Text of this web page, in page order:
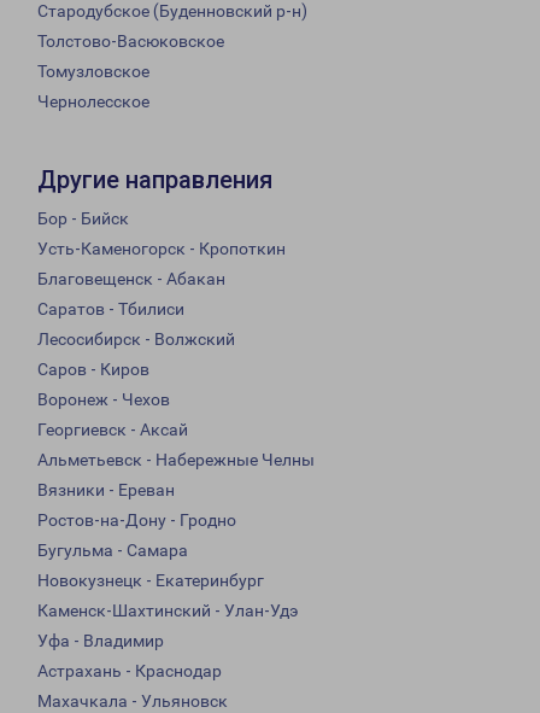
Стародубское (Буденновский р-н)
Толстово-Васюковское
Томузловское
Чернолесское
Другие направления
Бор - Бийск
Усть-Каменогорск - Кропоткин
Благовещенск - Абакан
Саратов - Тбилиси
Лесосибирск - Волжский
Саров - Киров
Воронеж - Чехов
Георгиевск - Аксай
Альметьевск - Набережные Челны
Вязники - Ереван
Ростов-на-Дону - Гродно
Бугульма - Самара
Новокузнецк - Екатеринбург
Каменск-Шахтинский - Улан-Удэ
Уфа - Владимир
Астрахань - Краснодар
Махачкала - Ульяновск